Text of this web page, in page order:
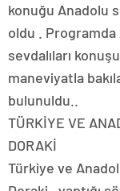
konuğu Anadolu
oldu . Programda
sevdalıları
maneviyatla
bulunuldu..
TÜRKİYE VE
DORAKİ
Türkiye ve